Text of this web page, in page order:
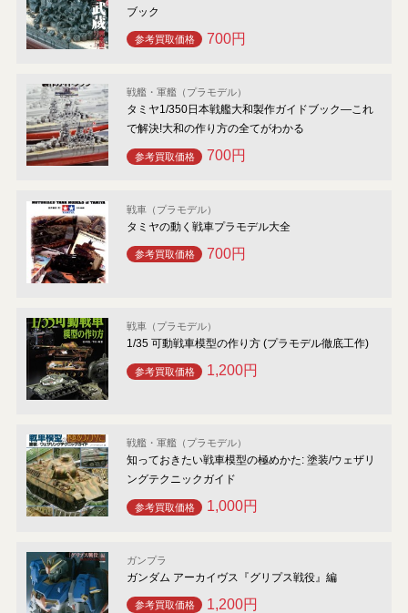
ブック
参考買取価格 700円
戦艦・軍艦（プラモデル）
タミヤ1/350日本戦艦大和製作ガイドブック―これ
で解決!大和の作り方の全てがわかる
参考買取価格 700円
戦車（プラモデル）
タミヤの動く戦車プラモデル大全
参考買取価格 700円
戦車（プラモデル）
1/35 可動戦車模型の作り方 (プラモデル徹底工作)
参考買取価格 1,200円
戦艦・軍艦（プラモデル）
知っておきたい戦車模型の極めかた: 塗装/ウェザリ
ングテクニックガイド
参考買取価格 1,000円
ガンプラ
ガンダム アーカイヴス『グリプス戦役』編
参考買取価格 1,200円